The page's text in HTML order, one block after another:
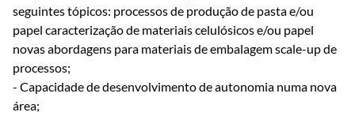
seguintes tópicos: processos de produção de pasta e/ou
papel caracterização de materiais celulósicos e/ou papel
novas abordagens para materiais de embalagem scale-up de
processos;
- Capacidade de desenvolvimento de autonomia numa nova
área;